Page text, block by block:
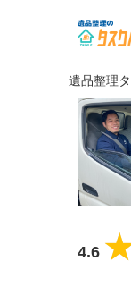
遺品整理
4.6